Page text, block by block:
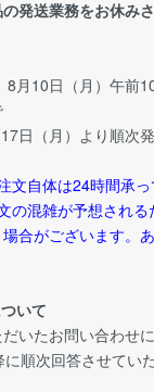
発送業務をお休み
月10日（月）午前
日（月）より順次
文自体は24時間承っ
の混雑が予想され
合がございます。
いて
いたお問い合わせ
順次回答させてい